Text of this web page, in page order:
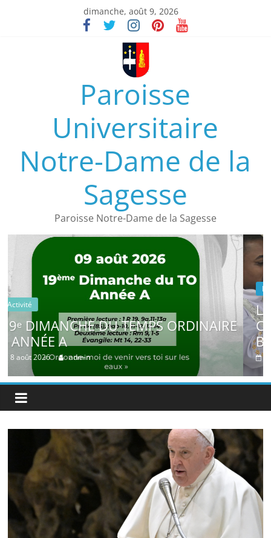
dimanche, août 9, 2026
Paroisse
Universitaire
Notre-Dame de la
Sagesse
Paroisse Notre-Dame de la Sagesse
Doyenné
LANCEMENT DE LA
COMMUNICATIONS SOCIALES
BONAVENTURE
4 août 2026 admin